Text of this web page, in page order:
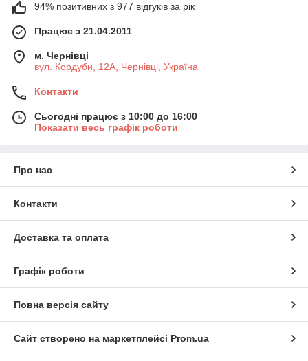
94% позитивних з 977 відгуків за рік
Працює з 21.04.2011
м. Чернівці
вул. Кордуби, 12А, Чернівці, Україна
Контакти
Сьогодні працює з 10:00 до 16:00
Показати весь графік роботи
Про нас
Контакти
Доставка та оплата
Графік роботи
Повна версія сайту
Сайт створено на маркетплейсі Prom.ua